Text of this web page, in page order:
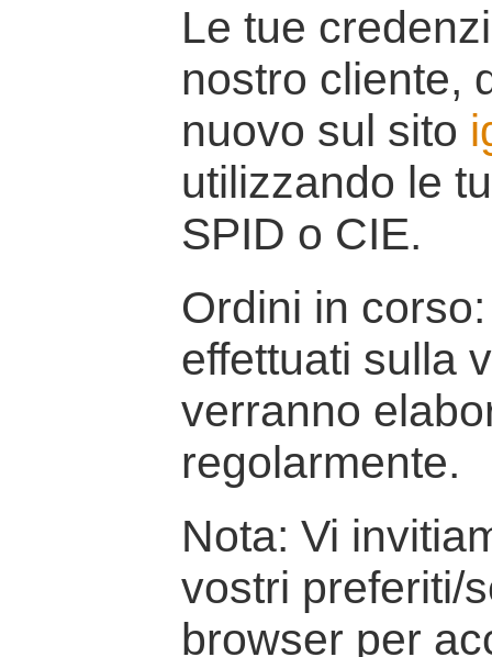
Le tue
nostro cliente,
nuovo sul sito
utilizzando le
SPID o CIE.
Ordini in
effettuati sulla
verranno
regolarmente.
Nota: Vi
vostri preferiti/
browser per